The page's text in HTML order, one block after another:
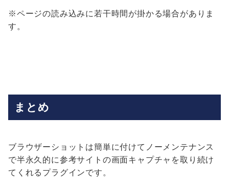
※ページの読み込みに若干時間が掛かる場合がありま
す。
まとめ
ブラウザーショットは簡単に付けてノーメンテナンス
で半永久的に参考サイトの画面キャプチャを取り続け
てくれるプラグインです。